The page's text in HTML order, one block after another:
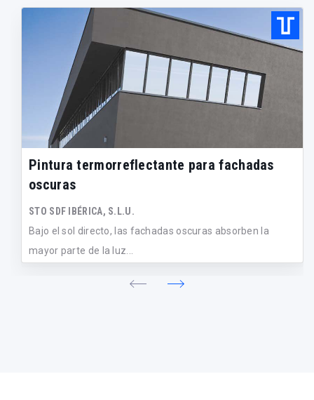
Pintura termorreflectante para fachadas
oscuras
STO SDF IBÉRICA, S.L.U.
Bajo el sol directo, las fachadas oscuras absorben la
mayor parte de la luz...